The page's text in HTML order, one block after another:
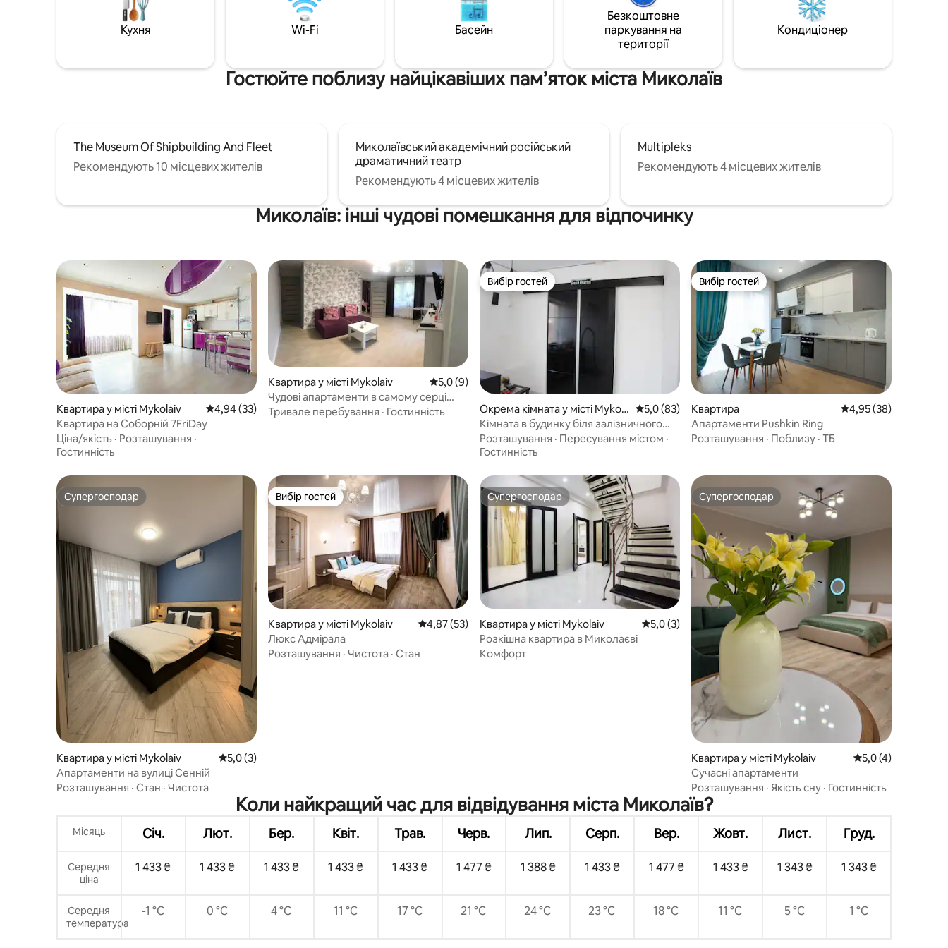
Кухня Wi-Fi Басейн
Безкоштовне
паркування на
території
Кондиціонер
Гостюйте поблизу найцікавіших пам’яток міста Миколаїв
The Museum Of Shipbuilding And Fleet
Рекомендують 10 місцевих жителів
Миколаївський академічний російський
драматичний театр
Рекомендують 4 місцевих жителів
Multipleks
Рекомендують 4 місцевих жителів
Миколаїв: інші чудові помешкання для відпочинку
Квартира у місті Mykolaiv Середня оцінка: 4,94 з 5, відгуки: 33
4,94 (33)
Квартира на Соборній 7FriDay
Ціна/якість · Розташування ·
Гостинність
Квартира у місті Mykolaiv Середня оцінка: 5,0 з 5, відгуки: 9
5,0 (9)
Чудові апартаменти в самому серці
Миколаєва
Тривале перебування · Гостинність
Вибір гостей
Вибір гостей
Окрема кімната у місті Mykola
iv
Середня оцінка: 5,0 з 5, відгуки: 83
5,0 (83)
Кімната в будинку біля залізничного
вокзалу
Розташування · Пересування містом ·
Гостинність
Вибір гостей
Вибір гостей
Квартира Середня оцінка: 4,95
4,95 (38)
Апартаменти Pushkin Ring
Розташування · Поблизу · ТБ
Супергосподар
Супергосподар
Квартира у місті Mykolaiv Середня оцінка: 5,0 з 5, відгуки: 3
5,0 (3)
Апартаменти на вулиці Сенній
Розташування · Стан · Чистота
Вибір гостей
Вибір гостей
Квартира у місті Mykolaiv Середня оцінка: 4,87 з 5, відгуки: 53
4,87 (53)
Люкс Адмірала
Розташування · Чистота · Стан
Супергосподар
Супергосподар
Квартира у місті Mykolaiv Середня оцінка: 5,0 з 5, відгуки: 3
5,0 (3)
Розкішна квартира в Миколаєві
Комфорт
Супергосподар
Супергосподар
Квартира у місті Mykolaiv Середня оцінка:
5,0 (4)
Сучасні апартаменти
Розташування · Якість сну · Гостинність
Коли найкращий час для відвідування міста Миколаїв?
Місяць Січ. Лют. Бер. Квіт. Трав. Черв. Лип. Серп. Вер. Жовт. Лист. Груд.
Середня
ціна
1 433 ₴ 1 433 ₴ 1 433 ₴ 1 433 ₴ 1 433 ₴ 1 477 ₴ 1 388 ₴ 1 433 ₴ 1 477 ₴ 1 433 ₴ 1 343 ₴ 1 343 ₴
Середня
температура
-1 °C 0 °C 4 °C 11 °C 17 °C 21 °C 24 °C 23 °C 18 °C 11 °C 5 °C 1 °C